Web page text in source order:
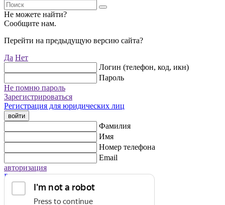
Не можете найти?
Сообщите нам.
Перейти на предыдущую версию сайта?
Да Нет
Логин (телефон, код, икн)
Пароль
Не помню пароль
Зарегистрироваться
Регистрация для юридических лиц
войти
Фамилия
Имя
Номер телефона
Email
авторизация
Регистрация для юридических лиц